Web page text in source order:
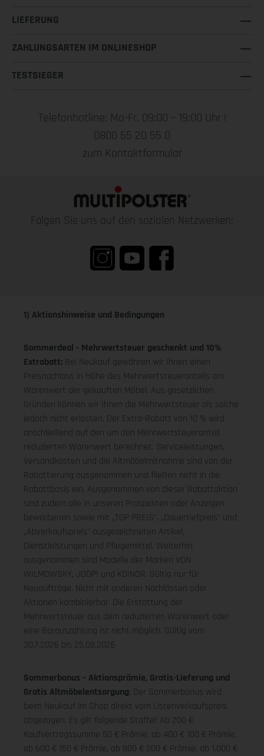
LIEFERUNG
ZAHLUNGSARTEN IM ONLINESHOP
TESTSIEGER
Telefonhotline: Mo-Fr, 09:00 – 19:00 Uhr |
0800 55 20 55 0
zum Kontaktformular
Folgen Sie uns auf den sozialen Netzwerken:
1) Aktionshinweise und Bedingungen
Sommerdeal - Mehrwertsteuer geschenkt und 10%
Extrabatt: Bei Neukauf gewähren wir Ihnen einen
Preisnachlass in Höhe des Mehrwertsteueranteils am
Warenwert der gekauften Möbel. Aus gesetzlichen
Gründen können wir Ihnen die Mehrwertsteuer als solche
jedoch nicht erlassen. Der Extra-Rabatt von 10 % wird
anschließend auf den um den Mehrwertsteueranteil
reduzierten Warenwert berechnet. Serviceleistungen,
Versandkosten und die Altmöbelmitnahme sind von der
Rabattierung ausgenommen und fließen nicht in die
Rabattbasis ein. Ausgenommen von dieser Rabattaktion
sind zudem alle in unseren Prospekten oder Anzeigen
beworbenen sowie mit „TOP PREIS", „Dauertiefpreis" und
„Abverkaufspreis" ausgezeichneten Artikel,
Dienstleistungen und Pflegemittel. Weiterhin
ausgenommen sind Modelle der Marken VON
WILMOWSKY, JOOP! und KOINOR. Gültig nur für
Neuaufträge. Nicht mit anderen Nachlässen oder
Aktionen kombinierbar. Die Erstattung der
Mehrwertsteuer aus dem reduzierten Warenwert oder
eine Barauszahlung ist nicht möglich. Gültig vom
30.7.2026 bis 25.08.2026
Sommerbonus – Aktionsprämie, Gratis-Lieferung und
Gratis Altmöbelentsorgung: Der Sommerbonus wird
beim Neukauf im Shop direkt vom Listenverkaufspreis
abgezogen. Es gilt folgende Staffel: Ab 200 €
Kaufvertragssumme 50 € Prämie, ab 400 € 100 € Prämie,
ab 600 € 150 € Prämie, ab 800 € 200 € Prämie, ab 1.000 €